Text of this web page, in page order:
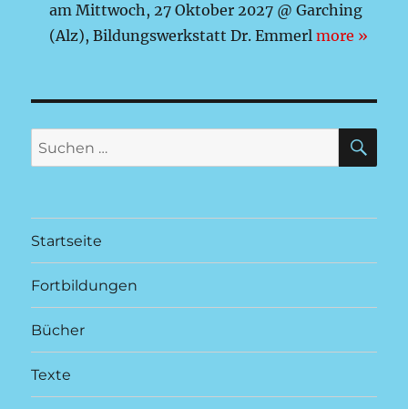
am Mittwoch, 27 Oktober 2027 @ Garching
(Alz), Bildungswerkstatt Dr. Emmerlmore »
Suchen
nach:
Startseite
Fortbildungen
Bücher
Texte